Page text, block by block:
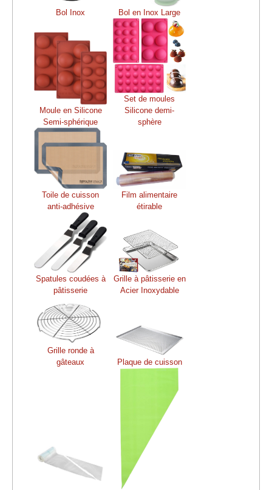
Bol Inox Bol en Inox Large
Moule en Silicone
Semi-sphérique
Set de moules
Silicone demi-
sphère
Toile de cuisson
anti-adhésive
Film alimentaire
étirable
Spatules coudées à
pâtisserie
Grille à pâtisserie en
Acier Inoxydable
Grille ronde à
gâteaux
Plaque de cuisson